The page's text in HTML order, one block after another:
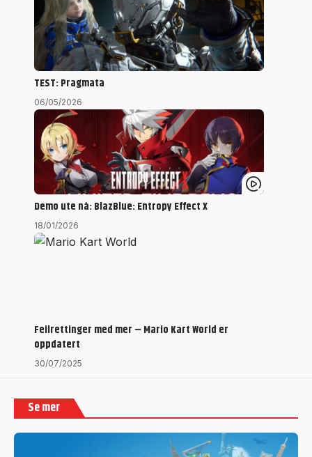
TEST: Pragmata
06/05/2026
Demo ute nå: BlazBlue: Entropy Effect X
18/01/2026
Feilrettinger med mer – Mario Kart World er
oppdatert
30/07/2025
Se mer